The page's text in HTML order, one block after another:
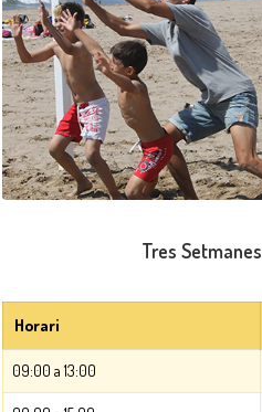
Tres Setmanes
Horari
09:00 a 13:00